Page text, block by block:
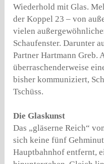
Wiederhold mit Glas.
der Koppel 23 – von
vielen
Schaufenster. Darunter
Partner Hartmann Greb.
überraschenderweise
bisher kommuniziert,
Tschüss.
Die Glaskunst
Das „gläserne Reich“
sich keine fünf
Hauptbahnhof entfernt,